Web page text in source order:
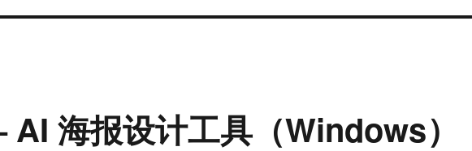
AI 海报设计工具（Windows）